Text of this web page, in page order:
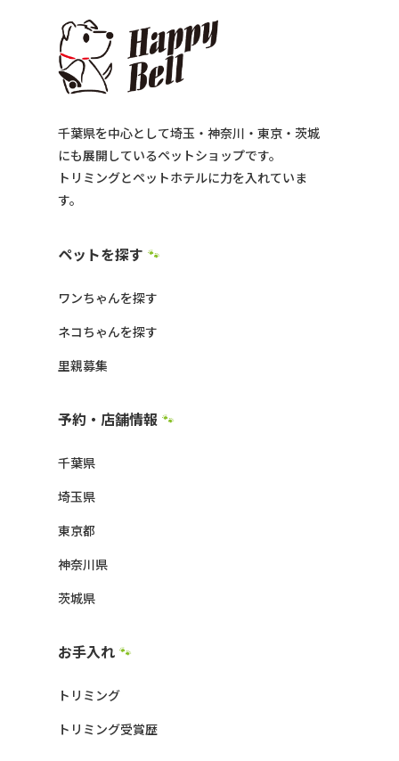
千葉県を中心として埼玉・神奈川・東京・茨城
にも展開しているペットショップです。
トリミングとペットホテルに力を入れていま
す。
ペットを探す 🐾
ワンちゃんを探す
ネコちゃんを探す
里親募集
予約・店舗情報 🐾
千葉県
埼玉県
東京都
神奈川県
茨城県
お手入れ 🐾
トリミング
トリミング受賞歴